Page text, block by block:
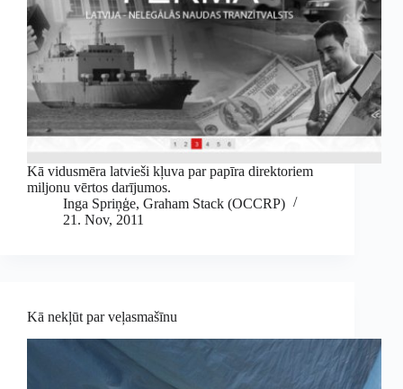
Kā vidusmēra latvieši kļuva par papīra direktoriem
miljonu vērtos darījumos.
Inga Spriņģe, Graham Stack (OCCRP)
21. Nov, 2011
Kā nekļūt par veļasmašīnu